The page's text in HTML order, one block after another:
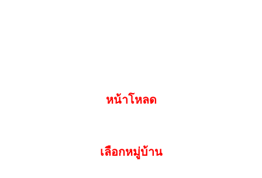
หน้าโหลด
เลือกหมู่บ้าน